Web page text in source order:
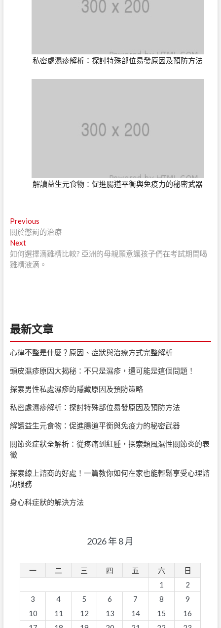
私密處濕疹解析：探討特殊部位易發原因及預防方法
解讀益生元食物：促進腸道平衡與免疫力的秘密武器
文
章
導
覽
PreviousPrevious
post:
關於懲罰的治療
NextNext
post:
如何選擇滴雞精比較? 亞洲的母親願意讓孩子們在考試期間喝
雞精液滴。
最新文章
心律不整是什麼？原因、症狀與治療方式完整解析
頭皮濕疹原因大揭秘：不只是濕疹，還可能是這個問題！
探索男性私處濕疹的隱藏原因及預防策略
私密處濕疹解析：探討特殊部位易發原因及預防方法
解讀益生元食物：促進腸道平衡與免疫力的秘密武器
關節炎症狀全解析：從疼痛到紅腫，探索類風濕性關節炎的表
徵
探索線上諮商的好處！一篇教你如何在家也能輕鬆享受心理諮
詢服務
身心科症狀的解決方法
2026 年 8 月
一 二 三 四 五 六
日
1
2
3
4 5 6 7 8
9
10
11 12 13 14 15
16